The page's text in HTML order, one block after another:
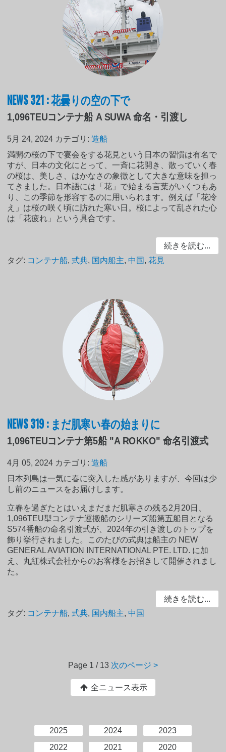
NEWS 321 : 花曇りの空の下で
1,096TEUコンテナ船 A SUWA 命名・引渡し
5月 24, 2024 カテゴリ:造船
満開の桜の下で宴会をする花見という日本の習慣は有名で
すが、日本の文化にとって、一斉に花開き、散っていく春
の桜は、美しさ、はかなさの象徴として大きな意味を担っ
てきました。日本語には「花」で始まる言葉がいくつもあ
り、この季節を形容するのに用いられます。例えば「花冷
え」は桜の咲く頃に訪れた寒い日。桜によって乱された心
は「花疲れ」という具合です。
続きを読む...
タグ: コンテナ船,式典, 国内船主, 中国 ,花見
NEWS 319 : まだ肌寒い春の始まりに
1,096TEUコンテナ第5船 "A ROKKO" 命名引渡式
4月 05, 2024 カテゴリ:造船
日本列島は一気に春に突入した感がありますが、今回は少
し前のニュースをお届けします。
立春を過ぎたとはいえまだまだ肌寒さの残る2月20日、
1,096TEU型コンテナ運搬船のシリーズ船第五船目となる
S574番船の命名引渡式が、2024年の引き渡しのトップを
飾り挙行されました。このたびの式典は船主の NEW
GENERAL AVIATION INTERNATIONAL PTE. LTD. に加
え、丸紅株式会社からのお客様をお招きして開催されまし
た。
続きを読む...
タグ: コンテナ船,式典, 国内船主, 中国
Page 1 / 13 次のページ >
全ニュース表示
2025 2024
2023
2022
2021
2020